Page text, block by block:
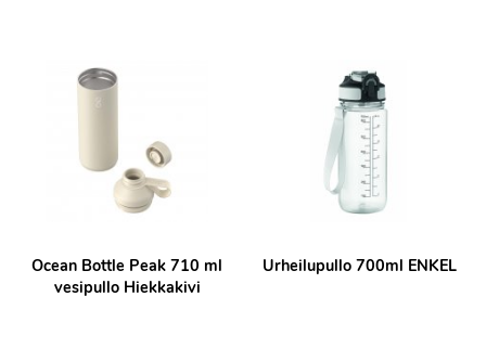
Ocean Bottle Peak 710 ml
vesipullo Hiekkakivi
Urheilupullo 700ml ENKEL